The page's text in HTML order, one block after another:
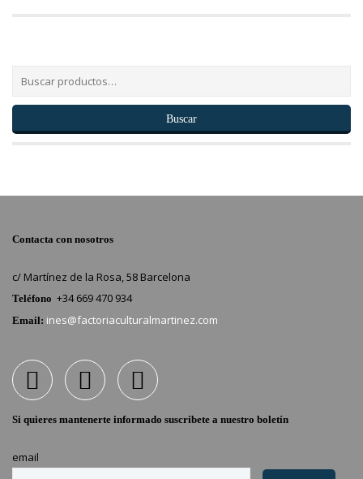
Buscar
Contacta con nosotros
c/ Martínez de la Rosa, 58 Barcelona
Teléfono +34 669 470 934
Email: ines@factoriaculturalmartinez.com
Si quieres mantenerte informado suscribete a nuestro boletín
email